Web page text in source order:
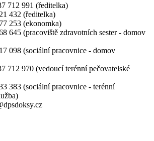
712 991 (ředitelka)
432 (ředitelka)
253 (ekonomka)
645 (pracoviště zdravotních sester - domov
098 (sociální pracovnice - domov
712 970 (vedoucí terénní pečovatelské
383 (sociální pracovnice - terénní